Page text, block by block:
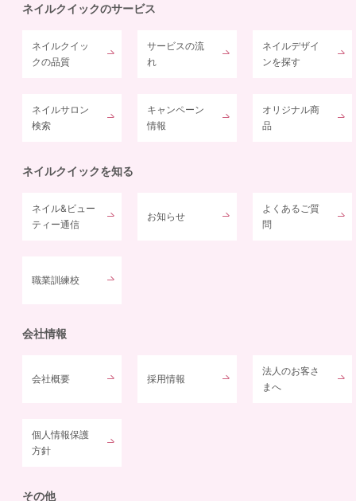
ネイルクイックのサービス
ネイルクイッ
クの品質
サービスの流
れ
ネイルデザイ
ンを探す
ネイルサロン
検索
キャンペーン
情報
オリジナル商
品
ネイルクイックを知る
ネイル&ビュー
ティー通信
お知らせ
よくあるご質
問
職業訓練校
会社情報
会社概要 採用情報
法人のお客さ
まへ
個人情報保護
方針
その他